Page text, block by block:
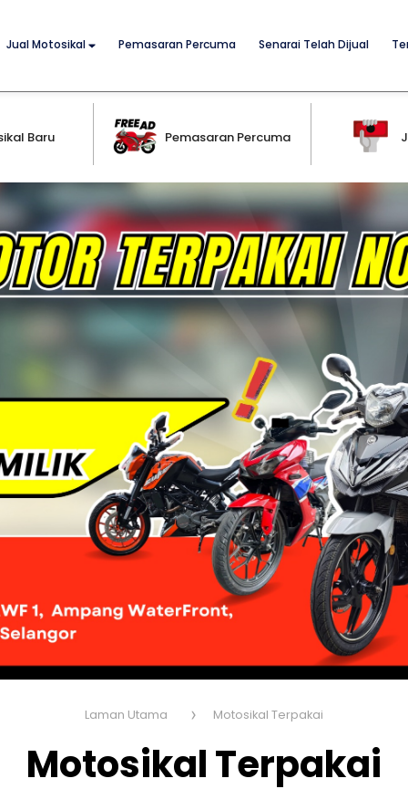
Jual Motosikal Pemasaran Percuma Senarai Telah Dijual
Baru Pemasaran Percuma
Laman Utama Motosikal Terpakai
Motosikal Terpakai